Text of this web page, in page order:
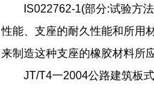
IS022762-1(部分:试验方
性能、支座的耐久性能和所用
来制造这种支座的橡胶材料所
JT/T4一2004公路建筑板